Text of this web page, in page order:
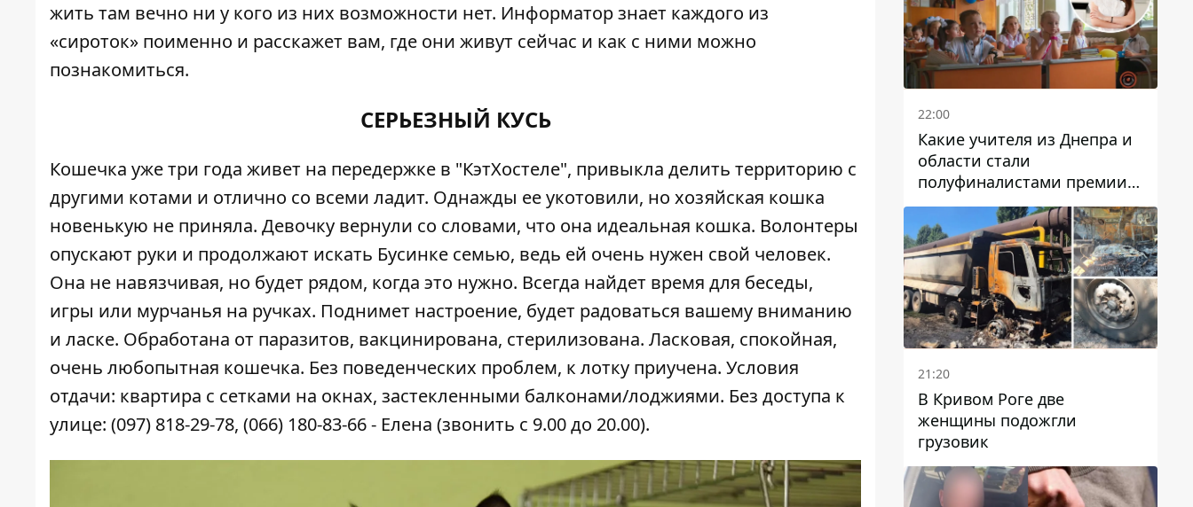
жить там вечно ни у кого из них возможности нет. Информаторзнает каждого из
«сироток» поименно и расскажет вам, где они живут сейчас и как с ними можно
познакомиться.
СЕРЬЕЗНЫЙ КУСЬ
Кошечка уже три года живет на передержке в "КэтХостеле", привыкла делить территорию с
другими котами и отлично со всеми ладит. Однажды ее укотовили, но хозяйская кошка
новенькую не приняла. Девочку вернули со словами, что она идеальная кошка. Волонтеры
опускают руки и продолжают искать Бусинке семью, ведь ей очень нужен свой человек.
Она не навязчивая, но будет рядом, когда это нужно. Всегда найдет время для беседы,
игры или мурчанья на ручках. Поднимет настроение, будет радоваться вашему вниманию
и ласке. Обработана от паразитов, вакцинирована, стерилизована. Ласковая, спокойная,
очень любопытная кошечка. Без поведенческих проблем, к лотку приучена. Условия
отдачи: квартира с сетками на окнах, застекленными балконами/лоджиями. Без доступа к
улице: (097) 818-29-78, (066) 180-83-66 - Елена (звонить с 9.00 до 20.00).
22:00
Какие учителя из Днепра и
области стали
полуфиналистами премии
Global Teacher Prize Ukraine
2026
21:20
В Кривом Роге две
женщины подожгли
грузовик